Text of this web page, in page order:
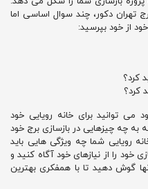
تهران دکور، چند سوال اساسی اما
از خود بپرسید:
کرد؟
کرد؟
توانید برای خانه رویایی خود
چه چیزهایی در بازسازی برج خود
رویایی شما چه ویژگی هایی باید
را از نیازهای خود آگاه کنید و
گوش دهید تا با همفکری بهترین